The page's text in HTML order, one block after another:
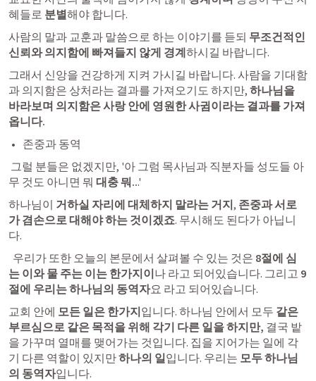
혜들로 분별해야 합니다.
사람의 말과 교훈과 말씀으로 하는 이야기를 듣되 무조건적인
신뢰와 의지함에 빠져들지 않게 경계하시길 바랍니다.
그래서 신앙을 건강하게 지켜 가시길 바랍니다. 사람을 기대함
과 의지함은 상처라는 결과를 가져오기도 하지만, 하나님을
바라보며 의지함은 사랑 안에 영원한 사귐이라는 결과를 가져
옵니다.
존중과 동역
무 것도 아니면 뭐 대충 뭐...'
하나님이 거하실 자리에 대체하지 말라는 거지, 존중과 서로
가 겸손으로 대해야 하는 것이겠죠. 무시해도 된다가 아닙니
다.
  우리가 또한 오늘의 본문에서 살펴볼 수 있는 것은
8절에 심
는 이와 물 주는 이는 한가지이나 라고 되어있습니다. 그리고 9
절에 우리는 하나님의 동역자요 라고 되어있습니다.
교회 안에 모든 일은 한가지입니다. 하나님 안에서 모두 같은
부르심으로 같은 목적을 위해 각기 다른 일을 하지만, 결국 밭
을 가꾸며 열매를 맺어가는 것입니다. 집을 지어가는 일에 각
기 다른 역할이 있지만 하나의 일입니다. 우리는 모두 하나님
의 동역자입니다.